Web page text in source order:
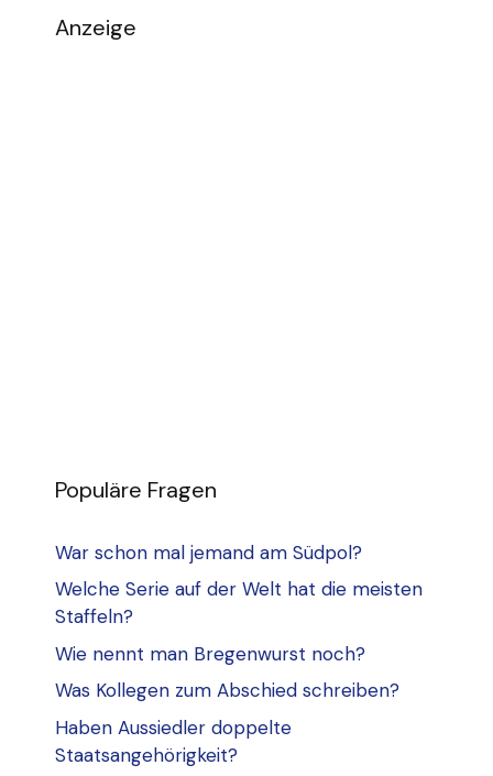
Anzeige
Populäre Fragen
War schon mal jemand am Südpol?
Welche Serie auf der Welt hat die meisten
Staffeln?
Wie nennt man Bregenwurst noch?
Was Kollegen zum Abschied schreiben?
Haben Aussiedler doppelte
Staatsangehörigkeit?